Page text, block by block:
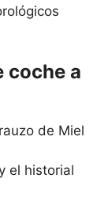
coche a
de Miel
el historial